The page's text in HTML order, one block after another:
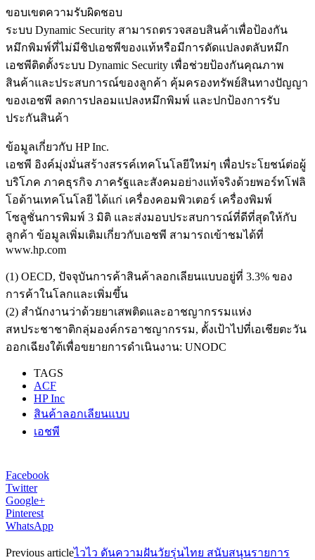
ขอบเขตความรับผิดชอบ
ระบบ Dynamic Security สามารถตรวจสอบสินค้าเพื่อป้องกัน
หมึกพิมพ์ที่ไม่มีชิปเอชพีของแท้หรือมีการดัดแปลงตลับหมึก
เอชพีติดตั้งระบบ Dynamic Security เพื่อช่วยป้องกันคุณภาพ
สินค้าและประสบการณ์ของลูกค้า คุ้มครองทรัพย์สินทางปัญญา
ของเอชพี ลดการปลอมแปลงหมึกพิมพ์ และปกป้องการรับ
ประกันสินค้า
ข้อมูลเกี่ยวกับ HP Inc.
เอชพี อิงค์มุ่งมั่นสร้างสรรค์เทคโนโลยีใหม่ๆ เพื่อประโยชน์ต่อผู้
บริโภค ภาคธุรกิจ ภาครัฐและสังคมอย่างแท้จริงด้วยพอร์ทโฟลิ
โอด้านเทคโนโลยี ได้แก่ เครื่องคอมพิวเตอร์ เครื่องพิมพ์
โซลูชั่นการพิมพ์ 3 มิติ และส่งมอบประสบการณ์ที่ดีที่สุดให้กับ
ลูกค้า ข้อมูลเพิ่มเติมเกี่ยวกับเอชพี สามารถเข้าชมได้ที่
www.hp.com
(1) OECD, ปัจจุบันการค้าสินค้าลอกเลียนแบบอยู่ที่ 3.3% ของ
การค้าในโลกและเพิ่มขึ้น
(2) สำนักงานว่าด้วยยาเสพติดและอาชญากรรมแห่ง
สหประชาชาติกลุ่มองค์กรอาชญากรรม, ตั้งเป้าไปที่เอเชียตะวัน
ออกเฉียงใต้เพื่อขยายการดำเนินงาน: UNODC
TAGS
ACF
HP Inc
สินค้าลอกเลียนแบบ
เอชพี
Facebook
Twitter
Google+
Pinterest
WhatsApp
Previous articleไวไว ดันความฝันวัยรุ่นไทย สนับสนุนรายการ